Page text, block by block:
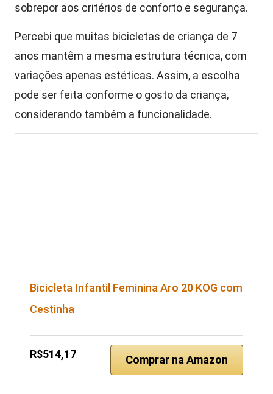
sobrepor aos critérios de conforto e segurança.
Percebi que muitas bicicletas de criança de 7
anos mantêm a mesma estrutura técnica, com
variações apenas estéticas. Assim, a escolha
pode ser feita conforme o gosto da criança,
considerando também a funcionalidade.
Bicicleta Infantil Feminina Aro 20 KOG com
Cestinha
R$514,17 Comprar na Amazon